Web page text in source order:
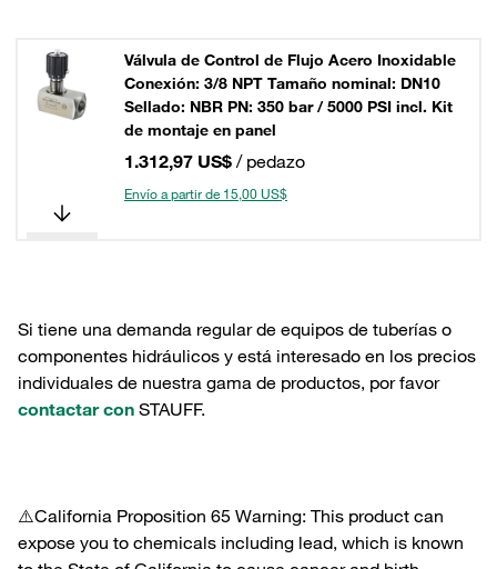
Válvula de Control de Flujo Acero Inoxidable
Conexión: 3/8 NPT Tamaño nominal: DN10
Sellado: NBR PN: 350 bar / 5000 PSI incl. Kit
de montaje en panel
1.312,97 US$ / pedazo
Envío a partir de 15,00 US$
Si tiene una demanda regular de equipos de tuberías o
componentes hidráulicos y está interesado en los precios
individuales de nuestra gama de productos, por favor
contactar con STAUFF.
⚠️California Proposition 65 Warning: This product can
expose you to chemicals including lead, which is known